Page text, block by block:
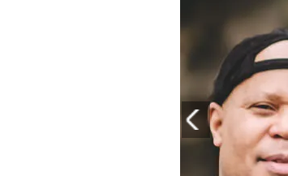
PLAYLIST
FOTO
CONCORSI